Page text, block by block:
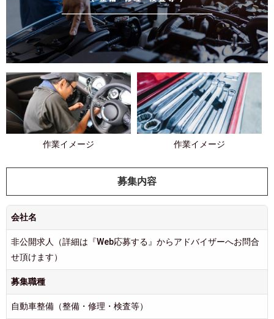
作業イメージ 作業イメージ
募集内容
会社名
非公開求人（詳細は『Web応募する』からアドバイザーへお問合
せ頂けます）
募集職種
自動車整備（整備・修理・検査等）